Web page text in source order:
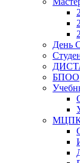
День
БПОО